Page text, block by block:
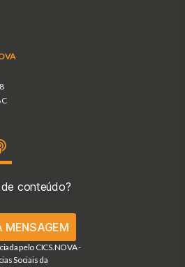
conteúdo?
MENSAGEM
pelo CICS.NOVA -
Sociais da